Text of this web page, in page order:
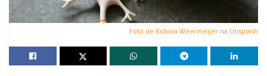
Foto de Robina Weermeijer na Unsplash